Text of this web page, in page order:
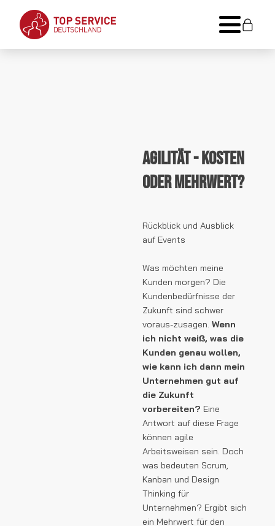
Agilität - Kosten
oder Mehrwert?
Rückblick und Ausblick
auf Events
Was möchten meine
Kunden morgen? Die
Kundenbedürfnisse der
Zukunft sind schwer
voraus-zusagen. Wenn
ich nicht weiß, was die
Kunden genau wollen,
wie kann ich dann mein
Unternehmen gut auf
die Zukunft
vorbereiten? Eine
Antwort auf diese Frage
können agile
Arbeitsweisen sein. Doch
was bedeuten Scrum,
Kanban und Design
Thinking für
Unternehmen? Ergibt sich
ein Mehrwert für den